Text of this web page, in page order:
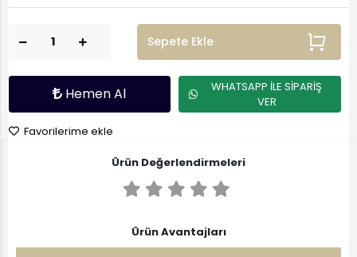
Sepete Ekle
Hemen Al
WHATSAPP İLE SİPARİŞ
VER
Favorilerime ekle
Ürün Değerlendirmeleri
Ürün Avantajları